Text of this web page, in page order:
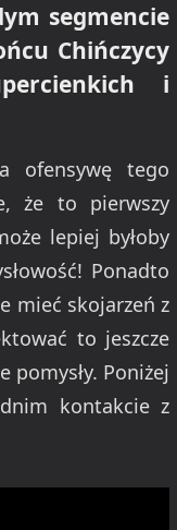
segmencie
Chińczycy
i
ofensywę tego
że to pierwszy
lepiej byłoby
Ponadto
mieć skojarzeń z
to jeszcze
pomysły. Poniżej
kontakcie z